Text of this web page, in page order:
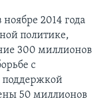
2014 года
политике,
300 миллионов
с
поддержкой
50 миллионов